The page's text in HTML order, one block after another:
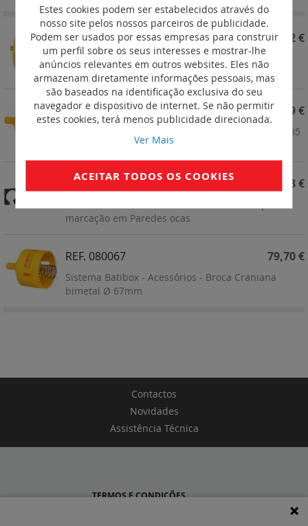
REF. 089369
Sistema Batibox - Acessórios - Broca Craniana Ø
127 mm
325,42 €
REF. 089368
Sistema Batibox - Acessórios - Broca Craniana Ø 85
100,89 €
REF. 080077
marcação em Paredes ocas
6,98 €
REF. 080067
Sistema Batibox - Acessórios - Broca Craniana
bimetal Ø 67mm
79,70 €
Contactos
Novidades
Assistência Técnica
Estes cookies podem ser estabelecidos através do
nosso site pelos nossos parceiros de publicidade.
Podem ser usados por essas empresas para construir
um perfil sobre os seus interesses e mostrar-lhe
anúncios relevantes em outros websites. Eles não
armazenam diretamente informações pessoais, mas
são baseados na identificação exclusiva do seu
navegador e dispositivo de internet. Se não permitir
estes cookies, terá menos publicidade direcionada.
Ver Mais
ACEITAR TODOS OS COOKIES
TERMOS E CONDIÇÕES